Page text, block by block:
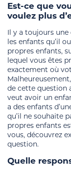
Est-ce que
voulez plus
Il y a toujours
les enfants qu’il
propres enfants,
lequel vous êtes
exactement où
de cette question
veut avoir un
a des enfants
qu’il ne souhaite
propres enfants
vous, découvrez
question.
Quelle